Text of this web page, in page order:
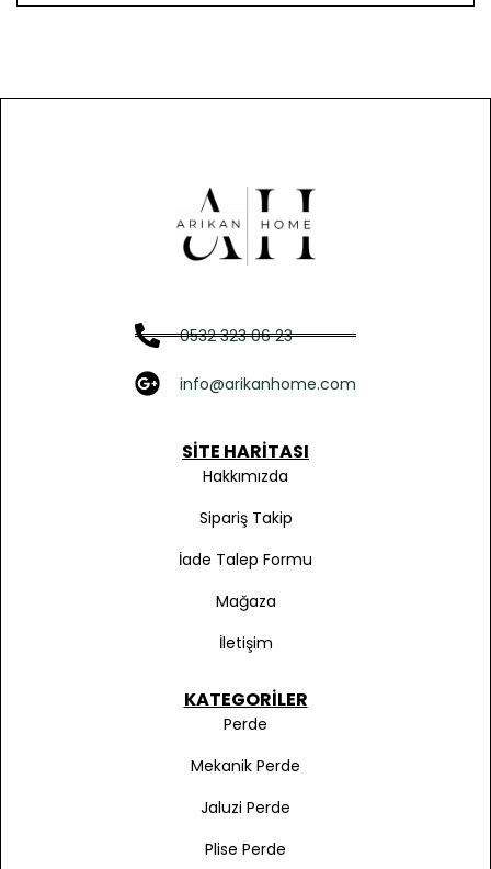
0532 323 06 23
info@arikanhome.com
SITE HARITASI
Hakkımızda
Sipariş Takip
İade Talep Formu
Mağaza
İletişim
KATEGORILER
Perde
Mekanik Perde
Jaluzi Perde
Plise Perde